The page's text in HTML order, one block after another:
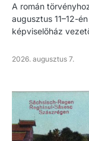
A román
augusztus 11–12-
képviselőház
2026. augusztus 7.